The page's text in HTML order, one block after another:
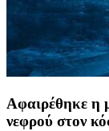
Αφαιρέθηκε η
νεφρού στον